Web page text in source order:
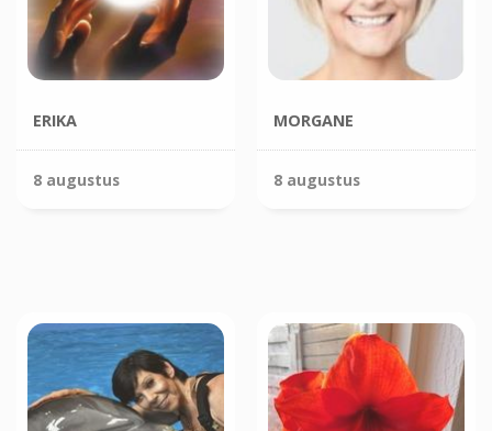
ERIKA
8 augustus
MORGANE
8 augustus